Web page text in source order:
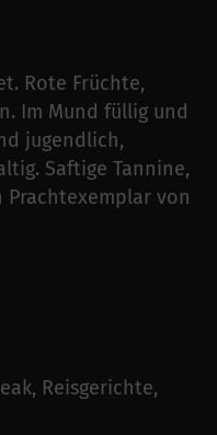
Rote Früchte,
Im Mund füllig und
jugendlich,
Saftige Tannine,
Prachtexemplar von
Reisgerichte,